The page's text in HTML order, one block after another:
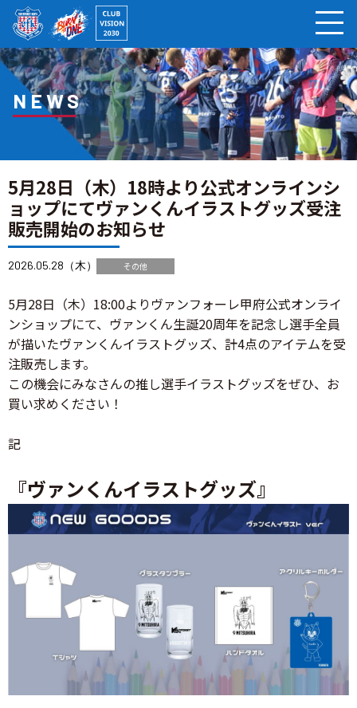
NEWS
5月28日（木）18時より公式オンラインシ
ョップにてヴァンくんイラストグッズ受注
販売開始のお知らせ
2026.05.28（木） その他
5月28日（木）18:00よりヴァンフォーレ甲府公式オンライ
ンショップにて、ヴァンくん生誕20周年を記念し選手全員
が描いたヴァンくんイラストグッズ、計4点のアイテムを受
注販売します。
この機会にみなさんの推し選手イラストグッズをぜひ、お
買い求めください！
記
『ヴァンくんイラストグッズ』